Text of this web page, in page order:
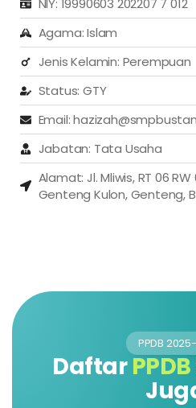
NIY: 19990603 202207 7 012
Agama: Islam
Jenis Kelamin: Perempuan
Status: GTY
Email:
Jabatan: Tata Usaha
Alamat: Jl. Mliwis, RT 06
Genteng Kulon, Genteng,
PPDB
DaftarPPDB